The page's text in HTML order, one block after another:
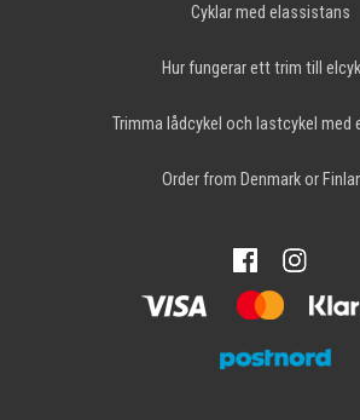
Cyklar med elassistans
Hur fungerar ett trim till
Trimma lådcykel och lastcykel med
Order from Denmark or